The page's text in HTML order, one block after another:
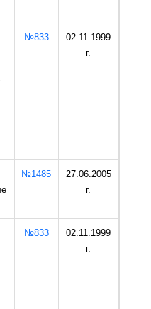
№833
02.11.1999
г.
№1485
27.06.2005
г.
№833
02.11.1999
г.